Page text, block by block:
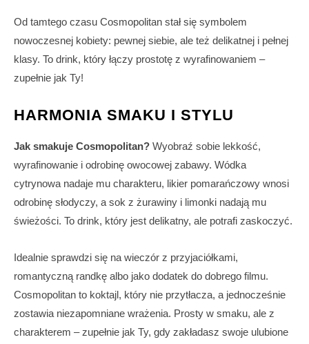
Od tamtego czasu Cosmopolitan stał się symbolem
nowoczesnej kobiety: pewnej siebie, ale też delikatnej i pełnej
klasy. To drink, który łączy prostotę z wyrafinowaniem –
zupełnie jak Ty!
HARMONIA SMAKU I STYLU
Jak smakuje Cosmopolitan? Wyobraź sobie lekkość,
wyrafinowanie i odrobinę owocowej zabawy. Wódka
cytrynowa nadaje mu charakteru, likier pomarańczowy wnosi
odrobinę słodyczy, a sok z żurawiny i limonki nadają mu
świeżości. To drink, który jest delikatny, ale potrafi zaskoczyć.
Idealnie sprawdzi się na wieczór z przyjaciółkami,
romantyczną randkę albo jako dodatek do dobrego filmu.
Cosmopolitan to koktajl, który nie przytłacza, a jednocześnie
zostawia niezapomniane wrażenia. Prosty w smaku, ale z
charakterem – zupełnie jak Ty, gdy zakładasz swoje ulubione